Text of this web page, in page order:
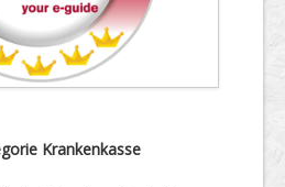
Krankenkasse